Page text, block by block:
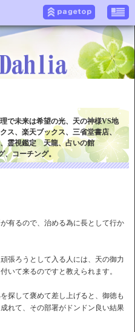
で未来は希望の光、天の神様VS地
ス、楽天ブックス、三省堂書店、
、霊視鑑定 天龍、占いの館
コーチング。
有るので、治める為に長として行か
張ろうとして入る人には、天の御力
いて来るのですと教えられます。
探して褒めて差し上げると、御徳も
れて、その部署がドンドン良い結果